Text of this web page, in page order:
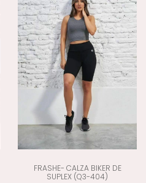
FRASHE- CALZA BIKER DE
SUPLEX (Q3-404)